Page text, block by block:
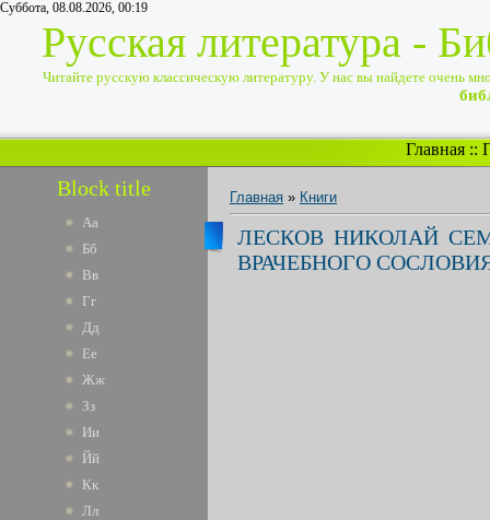
Суббота, 08.08.2026, 00:19
Русская литература -
Читайте русскую классическую литературу. У нас вы найдете очень
Главная ::
Block title
Аа
Бб
Вв
Гг
Дд
Ее
Жж
Зз
Ии
Йй
Кк
Лл
Главная » Книги
ЛЕСКОВ НИКОЛАЙ
ВРАЧЕБНОГО